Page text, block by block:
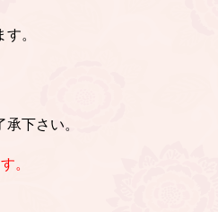
。
下さい。
。